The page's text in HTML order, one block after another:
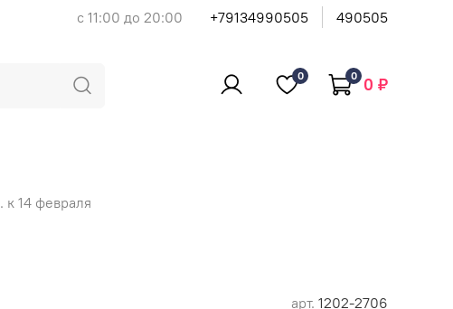
с 11:00 до 20:00 +79134990505 490505
0 0 0 ₽
14 февраля
арт. 1202-2706